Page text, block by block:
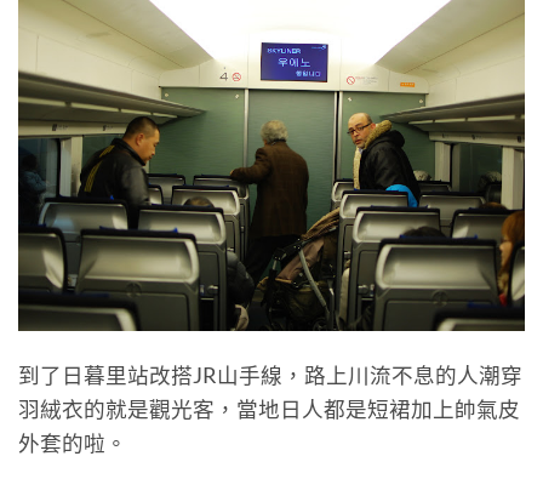
到了日暮里站改搭JR山手線，路上川流不息的人潮穿
羽絨衣的就是觀光客，當地日人都是短裙加上帥氣皮
外套的啦。